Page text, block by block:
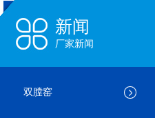
新闻
厂家新闻
双膛窑